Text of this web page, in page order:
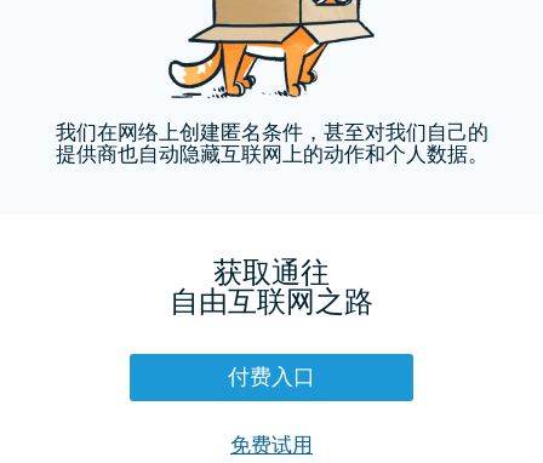
我们在网络上创建匿名条件，甚至对我们自己的
提供商也自动隐藏互联网上的动作和个人数据。
获取通往
自由互联网之路
付费入口
免费试用